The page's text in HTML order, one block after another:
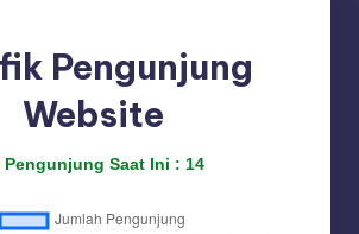
Pengunjung
Website
Pengunjung Saat Ini : 14